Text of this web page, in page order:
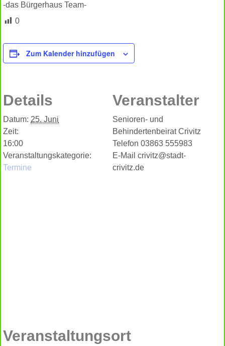
-das Bürgerhaus Team-
0
Zum Kalender hinzufügen
Details
Datum: 25. Juni
Zeit:
16:00
Veranstaltungskategorie:
Termine
Veranstalter
Senioren- und
Behindertenbeirat Crivitz
Telefon 03863 555983
E-Mail crivitz@stadt-
crivitz.de
Veranstaltungsort